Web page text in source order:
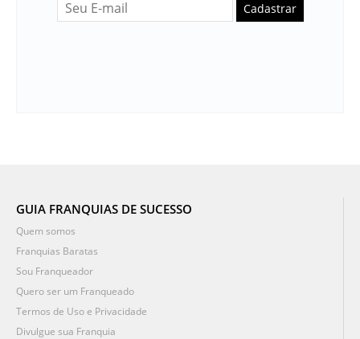
Cadastrar
GUIA FRANQUIAS DE SUCESSO
Quem somos
Franquias Baratas
Sou Franqueador
Quero ser um Franqueado
Termos de Uso e Privacidade
Divulgue sua Franquia